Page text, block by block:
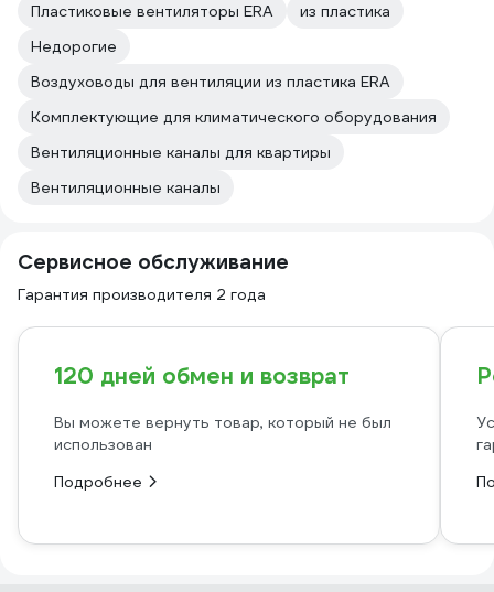
Пластиковые вентиляторы ERA
из пластика
Недорогие
Воздуховоды для вентиляции из пластика ERA
Комплектующие для климатического оборудования
Вентиляционные каналы для квартиры
Вентиляционные каналы
Сервисное обслуживание
Гарантия производителя 2 года
120 дней обмен и возврат
Вы можете вернуть товар, который не был
использован
Подробнее